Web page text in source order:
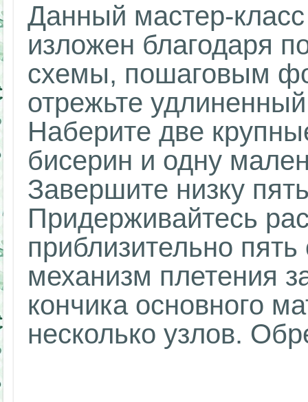
Данный мастер-
изложен благодаря
схемы, пошаговым
отрежьте
Наберите две
бисерин и одну
Завершите низку
Придерживайтесь
приблизительно пять
механизм плетения
кончика основного
несколько узлов.